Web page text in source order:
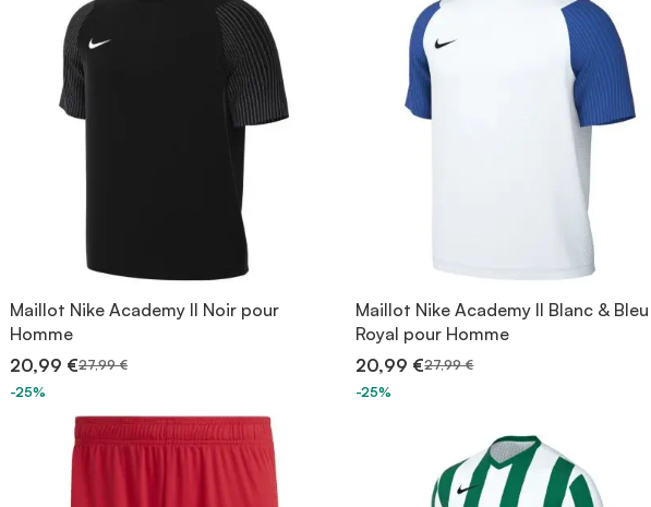
Maillot Nike Academy II Noir pour
Homme
20,99 €27,99 €
-25%
Maillot Nike Academy II Blanc & Bleu
Royal pour Homme
20,99 €27,99 €
-25%